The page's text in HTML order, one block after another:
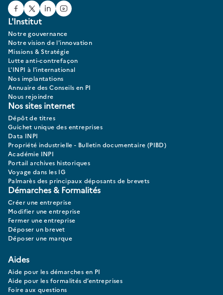
Facebook
TwitterLinked In
Youtube
L'Institut
Notre gouvernance
Notre vision de l'innovation
Missions & Stratégie
Lutte anti-contrefaçon
L'INPI à l'international
Nos implantations
Annuaire des Conseils en PI
Nous rejoindre
Nos sites internet
Dépôt de titres
Guichet unique des entreprises
Data INPI
Propriété industrielle - Bulletin documentaire (PIBD)
Académie INPI
Portail archives historiques
Voyage dans les IG
Palmarès des principaux déposants de brevets
Démarches & Formalités
Créer une entreprise
Modifier une entreprise
Fermer une entreprise
Déposer un brevet
Déposer une marque
Aides
Aide pour les démarches en PI
Aide pour les formalités d’entreprises
Foire aux questions